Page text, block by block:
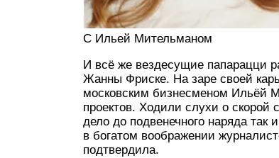
C Ильей Мительманом
И всё же вездесущие папарацци
Жанны Фриске. На заре своей
московским бизнесменом Ильёй
проектов. Ходили слухи о скорой
дело до подвенечного наряда
в богатом воображении
подтвердила.